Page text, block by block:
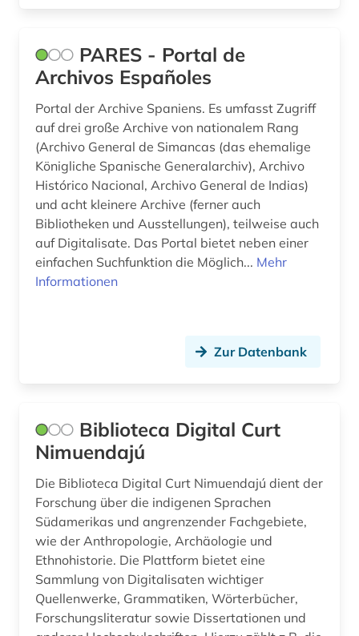
religion (2)
rio de janeiro (1)
romanische philologie (1)
romanische sprachen und literaturen (1)
romanistik (4)
ruy (1)
sakralbau (1)
spanisch (7)
spanische literatur (1)
spanische sprache (1)
spanisches sprachgebiet (1)
PARES - Portal de
Archivos Españoles
Portal der Archive Spaniens. Es umfasst Zugriff
auf drei große Archive von nationalem Rang
(Archivo General de Simancas (das ehemalige
Königliche Spanische Generalarchiv), Archivo
Histórico Nacional, Archivo General de Indias)
und acht kleinere Archive (ferner auch
Bibliotheken und Ausstellungen), teilweise auch
auf Digitalisate. Das Portal bietet neben einer
einfachen Suchfunktion die Möglich... Mehr
Informationen
Zur Datenbank
Biblioteca Digital Curt
Nimuendajú
Die Biblioteca Digital Curt Nimuendajú dient der
Forschung über die indigenen Sprachen
Südamerikas und angrenzender Fachgebiete,
wie der Anthropologie, Archäologie und
Ethnohistorie. Die Plattform bietet eine
Sammlung von Digitalisaten wichtiger
Quellenwerke, Grammatiken, Wörterbücher,
Forschungsliteratur sowie Dissertationen und